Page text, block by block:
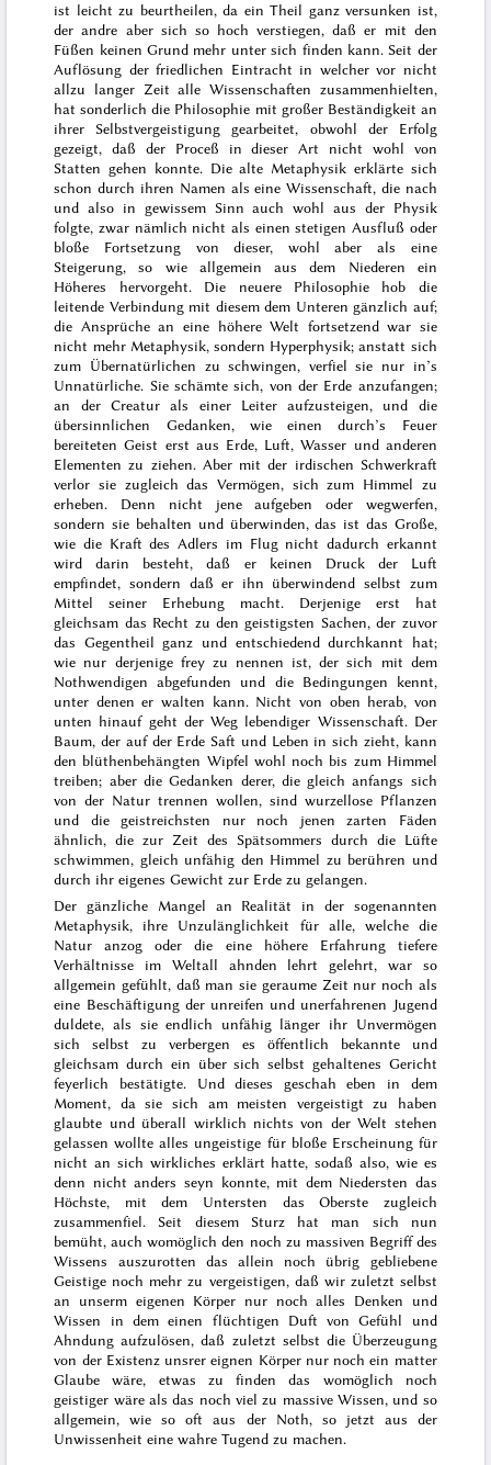
ist leicht zu beurtheilen, da ein Theil ganz versunken ist,
der andre aber sich so hoch verstiegen, daß er mit den
Füßen keinen Grund mehr unter sich finden kann. Seit der
Auflösung der friedlichen Eintracht in welcher vor nicht
allzu langer Zeit alle Wissenschaften zusammenhielten,
hat sonderlich die Philosophie mit großer Beständigkeit an
ihrer Selbstvergeistigung gearbeitet, obwohl der Erfolg
gezeigt, daß der Proceß in dieser Art nicht wohl von
Statten gehen konnte. Die alte Metaphysik erklärte sich
schon durch ihren Namen als eine Wissenschaft, die nach
und also in gewissem Sinn auch wohl aus der Physik
folgte, zwar nämlich nicht als einen stetigen Ausfluß oder
bloße Fortsetzung von dieser, wohl aber als eine
Steigerung, so wie allgemein aus dem Niederen ein
Höheres hervorgeht. Die neuere Philosophie hob die
leitende Verbindung mit diesem dem Unteren gänzlich auf;
die Ansprüche an eine höhere Welt fortsetzend war sie
nicht mehr Metaphysik, sondern Hyperphysik; anstatt sich
zum Übernatürlichen zu schwingen, verfiel sie nur in’s
Unnatürliche. Sie schämte sich, von der Erde anzufangen;
an der Creatur als einer Leiter aufzusteigen, und die
übersinnlichen Gedanken, wie einen durch’s Feuer
bereiteten Geist erst aus Erde, Luft, Wasser und anderen
Elementen zu ziehen. Aber mit der irdischen Schwerkraft
verlor sie zugleich das Vermögen, sich zum Himmel zu
erheben. Denn nicht jene aufgeben oder wegwerfen,
sondern sie behalten und überwinden, das ist das Große,
wie die Kraft des Adlers im Flug nichtdadurch erkannt
wird darin besteht, daß er keinen Druck der Luft
empfindet, sondern daß er ihn überwindend selbst zum
Mittel seiner Erhebung macht. Derjenige erst hat
gleichsam das Recht zu den geistigsten Sachen, der zuvor
das Gegentheil ganz und entschiedenddurchkannt hat;
wie nur derjenige frey zu nennen ist, der sich mit dem
Nothwendigen abgefunden und die Bedingungen kennt,
unter denen er walten kann. Nicht von oben herab, von
unten hinauf geht der Weg lebendiger Wissenschaft. Der
Baum, der auf der Erde Saft und Leben in sich zieht, kann
den blüthenbehängten Wipfel wohl noch bis zum Himmel
treiben; aber die Gedanken derer, die gleich anfangs sich
von der Natur trennen wollen, sind wurzellose Pflanzen
und die geistreichsten nur noch jenen zarten Fäden
ähnlich, die zur Zeit des Spätsommers durch die Lüfte
schwimmen, gleich unfähig den Himmel zu berühren und
durch ihr eigenes Gewicht zur Erde zu gelangen.
Der gänzliche Mangel an Realität in der sogenannten
Metaphysik, ihre Unzulänglichkeit für alle, welche die
Natur anzog oderdie eine höhere Erfahrung tiefere
Verhältnisse im Weltall ahnden lehrt gelehrt, war so
allgemein gefühlt, daß man sie geraume Zeit nur noch als
eine Beschäftigung der unreifen und unerfahrenen Jugend
duldete, als sie endlich unfähig länger ihr Unvermögen
sich selbst zu verbergen es öffentlich bekannte und
gleichsam durch ein über sich selbst gehaltenes Gericht
feyerlich bestätigte. Und dieses geschah eben in dem
Moment, da sie sich am meisten vergeistigt zu haben
glaubte und überall wirklich nichts von der Welt stehen
gelassen wollte alles ungeistige für bloße Erscheinungfür
nicht an sich wirkliches erklärt hatte, sodaß also, wie es
denn nicht anders seyn konnte, mit dem Niedersten das
Höchste, mit dem Untersten das Oberste zugleich
zusammenfiel. Seit diesem Sturz hat man sich nun
bemüht, auchwomöglich den noch zu massiven Begriff des
Wissens auszurotten das allein noch übrig gebliebene
Geistige noch mehr zu vergeistigen, daß wir zuletzt selbst
an unserm eigenen Körper nur noch alles Denken und
Wissen in dem einen flüchtigen Duft von Gefühl und
Ahndung aufzulösen, daß zuletzt selbst die Überzeugung
von der Existenz unsrer eignen Körper nur noch ein matter
Glaube wäre, etwas zu finden das womöglich noch
geistiger wäre als das noch viel zu massive Wissen, und so
allgemein, wie so oft aus der Noth, so jetzt aus der
Unwissenheit eine wahre Tugend zu machen.